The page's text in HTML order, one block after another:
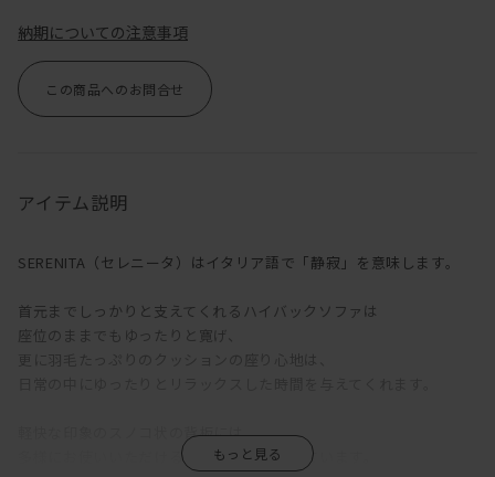
納期についての注意事項
この商品へのお問合せ
アイテム説明
SERENITA（セレニータ）はイタリア語で「静寂」を意味します。
首元までしっかりと支えてくれるハイバックソファは
座位のままでもゆったりと寛げ、
軽快な印象のスノコ状の背板には、
多様にお使いいただけるカウンターがついています。